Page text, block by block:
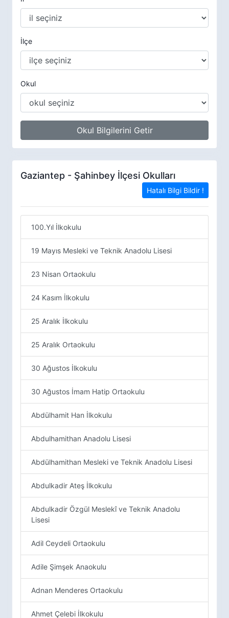
İlçe
Okul
Okul Bilgilerini Getir
Gaziantep - Şahinbey İlçesi Okulları
Hatalı Bilgi Bildir !
100.Yıl İlkokulu
19 Mayıs Mesleki ve Teknik Anadolu Lisesi
23 Nisan Ortaokulu
24 Kasım İlkokulu
25 Aralık İlkokulu
25 Aralık Ortaokulu
30 Ağustos İlkokulu
30 Ağustos İmam Hatip Ortaokulu
Abdülhamit Han İlkokulu
Abdulhamithan Anadolu Lisesi
Abdülhamithan Mesleki ve Teknik Anadolu Lisesi
Abdulkadir Ateş İlkokulu
Abdulkadir Özgül Meslekî ve Teknik Anadolu
Lisesi
Adil Ceydeli Ortaokulu
Adile Şimşek Anaokulu
Adnan Menderes Ortaokulu
Ahmet Çelebi İlkokulu